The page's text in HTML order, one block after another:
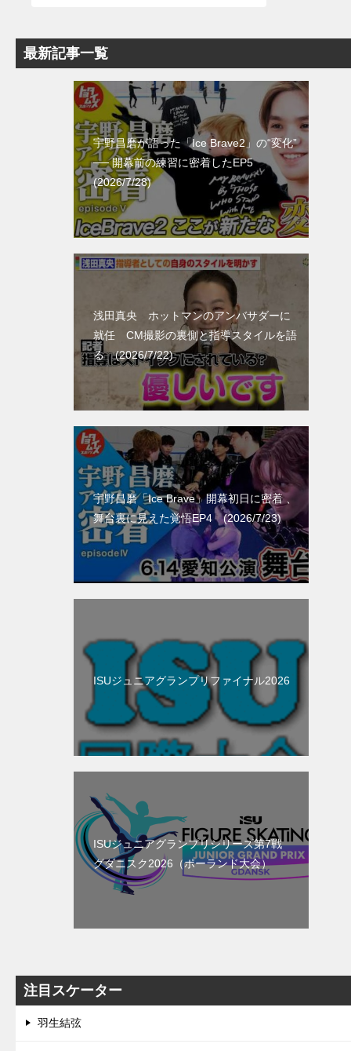
最新記事一覧
宇野昌磨が語った「Ice Brave2」の“変化”
── 開幕前の練習に密着したEP5
(2026/7/28)
浅田真央 ホットマンのアンバサダーに
就任 CM撮影の裏側と指導スタイルを語
る (2026/7/22)
宇野昌磨「Ice Brave」開幕初日に密着 、
舞台裏に見えた覚悟EP4 (2026/7/23)
ISUジュニアグランプリファイナル2026
ISUジュニアグランプリシリーズ第7戦
グダニスク2026（ポーランド大会）
注目スケーター
羽生結弦